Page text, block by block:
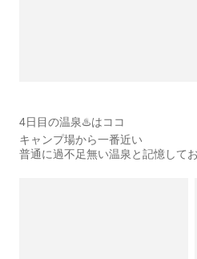
4日目の温泉♨️はココ
キャンプ場から一番近い
普通に過不足無い温泉と記憶して